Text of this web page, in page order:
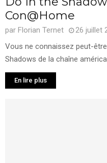
Con@Home
par Florian Ternet
26 juillet
Vous ne connaissez peut-
Shadows de la chaîne
En lire plus